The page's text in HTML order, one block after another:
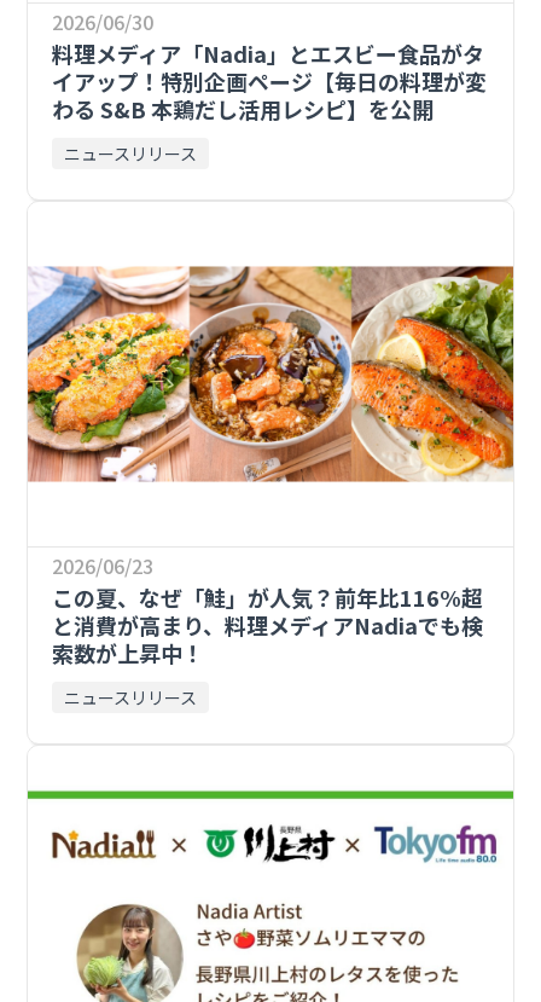
2026/06/30
料理メディア「Nadia」とエスビー食品がタ
イアップ！特別企画ページ【毎日の料理が変
わる S&B 本鶏だし活用レシピ】を公開
ニュースリリース
2026/06/23
この夏、なぜ「鮭」が人気？前年比116%超
と消費が高まり、料理メディアNadiaでも検
索数が上昇中！
ニュースリリース